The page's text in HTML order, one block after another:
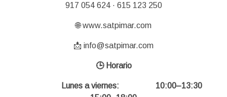
917 054 624 · 615 123 250
🌐 www.satpimar.com
📩 info@satpimar.com
🕒 Horario
Lunes a viernes: 10:00–13:30